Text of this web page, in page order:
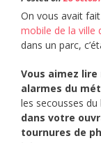
On vous avait
mobile de la ville
dans un parc,
Vous aimez
alarmes du
les secousses du
dans votre
tournures de